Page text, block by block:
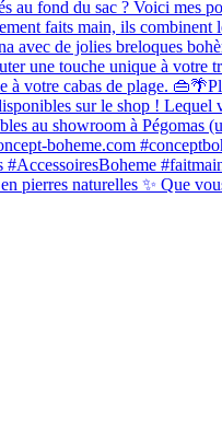
pierres naturelles ✨ Que